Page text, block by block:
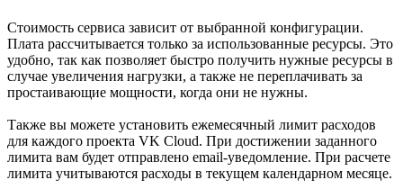
Стоимость сервиса зависит от выбранной конфигурации.
Плата рассчитывается только за использованные ресурсы. Это
удобно, так как позволяет быстро получить нужные ресурсы в
случае увеличения нагрузки, а также не переплачивать за
простаивающие мощности, когда они не нужны.
Также вы можете установить ежемесячный лимит расходов
для каждого проекта VK Cloud. При достижении заданного
лимита вам будет отправлено email-уведомление. При расчете
лимита учитываются расходы в текущем календарном месяце.